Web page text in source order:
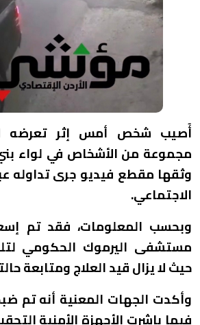
أُصيب شخص أمس إثر تعرضه
مجموعة من الأشخاص في لواء
وثقها مقطع فيديو جرى تداوله
الاجتماعي.
وبحسب المعلومات، فقد تم
مستشفى اليرموك الحكومي
حيث لا يزال قيد العلاج ومتابعة
وأكدت الجهات المعنية أنه تم
فيما باشرت الأجهزة الأمنية